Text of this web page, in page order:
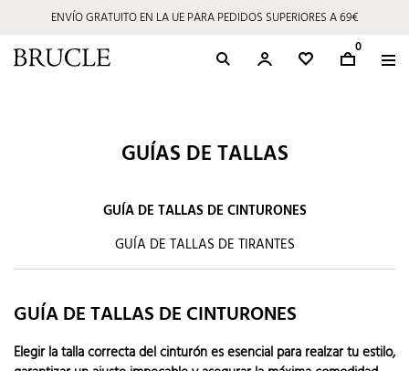
ENVÍO GRATUITO EN LA UE PARA PEDIDOS SUPERIORES A 69€
0
GUÍAS DE TALLAS
GUÍA DE TALLAS DE CINTURONES
GUÍA DE TALLAS DE TIRANTES
GUÍA DE TALLAS DE CINTURONES
Elegir la talla correcta del cinturón es esencial para realzar tu estilo,